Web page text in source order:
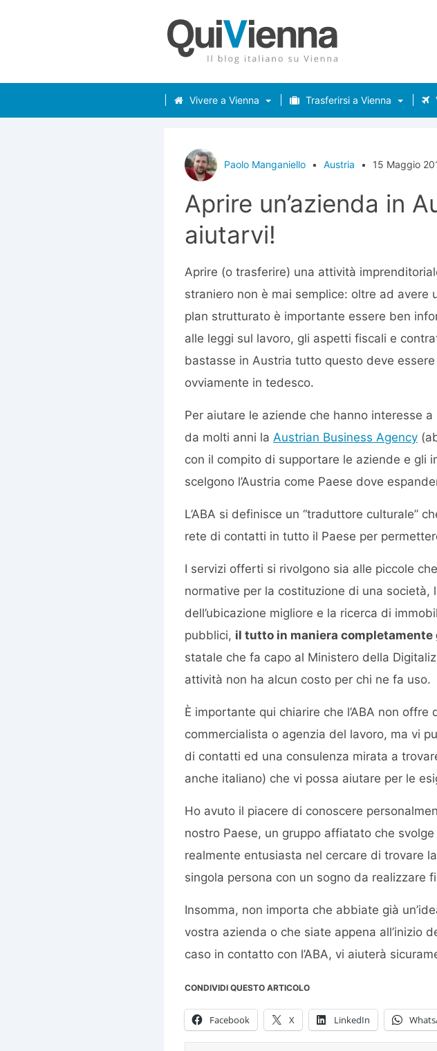
Vivere a Vienna Trasferirsi a Vienna
Paolo Manganiello • Austria • 15 Maggio
Aprire un’azienda in
aiutarvi!
Aprire (o trasferire) una attività
straniero non è mai semplice: oltre ad avere
plan strutturato è importante essere ben
alle leggi sul lavoro, gli aspetti fiscali e
bastasse in Austria tutto questo deve
ovviamente in tedesco.
Per aiutare le aziende che hanno interesse
da molti anni la Austrian Business Agency
con il compito di supportare le aziende e gli
scelgono l’Austria come Paese dove
L’ABA si definisce un “traduttore culturale”
rete di contatti in tutto il Paese per
I servizi offerti si rivolgono sia alle piccole
normative per la costituzione di una
dell’ubicazione migliore e la ricerca di
pubblici, il tutto in maniera completamente
statale che fa capo al Ministero della
attività non ha alcun costo per chi ne fa uso.
È importante qui chiarire che l’ABA non
commercialista o agenzia del lavoro, ma vi
di contatti ed una consulenza mirata a
anche italiano) che vi possa aiutare per le
Ho avuto il piacere di conoscere
nostro Paese, un gruppo affiatato che
realmente entusiasta nel cercare di trovare
singola persona con un sogno da realizzare
Insomma, non importa che abbiate già
vostra azienda o che siate appena all’inizio
caso in contatto con l’ABA, vi aiuterà
CONDIVIDI QUESTO ARTICOLO
Facebook X LinkedIn